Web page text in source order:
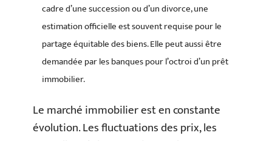
cadre d’une succession ou d’un divorce, une
estimation officielle est souvent requise pour le
partage équitable des biens. Elle peut aussi être
demandée par les banques pour l’octroi d’un prêt
immobilier.
Le marché immobilier est en constante
évolution. Les fluctuations des prix, les